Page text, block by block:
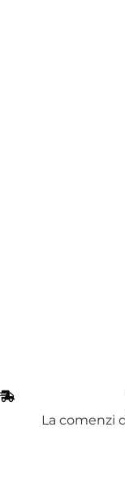
La comenzi